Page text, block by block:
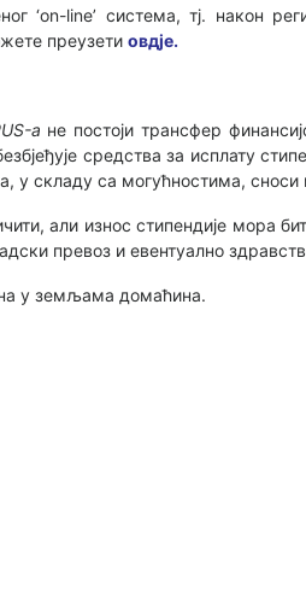
‘on-line’ система, тј. након
преузети овдје.
а не постоји трансфер
средства за исплату
у складу са могућностима,
али износ стипендије мора
превоз и евентуално
у земљама домаћина.